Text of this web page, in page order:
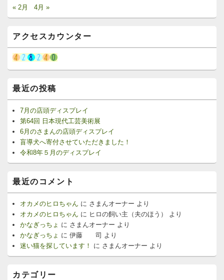
« 2月 4月 »
アクセスカウンター
最近の投稿
7月の店頭ディスプレイ
第64回 日本現代工芸美術展
6月のさまんの店頭ディスプレイ
盲導犬へ寄付させていただきました！
令和8年５月のディスプレイ
最近のコメント
オカメのヒロちゃん に さまんオーナー より
オカメのヒロちゃん に ヒロの飼い主（夫のほう）
より
かなぎっちょ に さまんオーナー より
かなぎっちょ に 伊藤 司 より
迷い猫を探しています！
に さまんオーナー より
カテゴリー